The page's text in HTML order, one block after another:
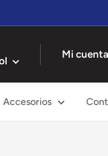
Mi cuenta
Accesorios